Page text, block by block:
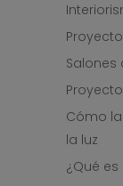
Salones
Cómo
la luz
¿Qué es